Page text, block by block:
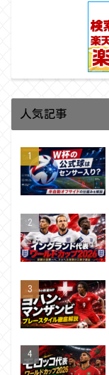
人気記事